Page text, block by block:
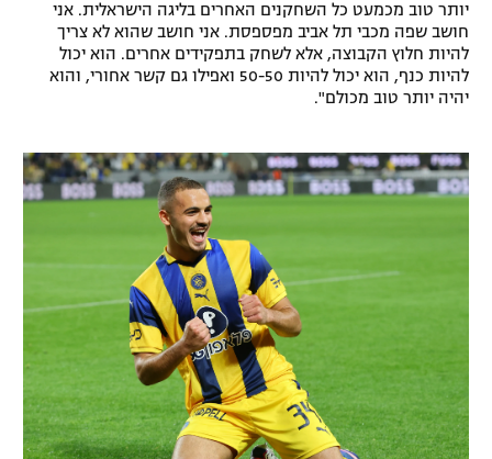
יותר טוב מכמעט כל השחקנים האחרים בליגה הישראלית. אני
חושב שפה מכבי תל אביב מפספסת. אני חושב שהוא לא צריך
להיות חלוץ הקבוצה, אלא לשחק בתפקידים אחרים. הוא יכול
להיות כנף, הוא יכול להיות 50-50 ואפילו גם קשר אחורי, והוא
יהיה יותר טוב מכולם".